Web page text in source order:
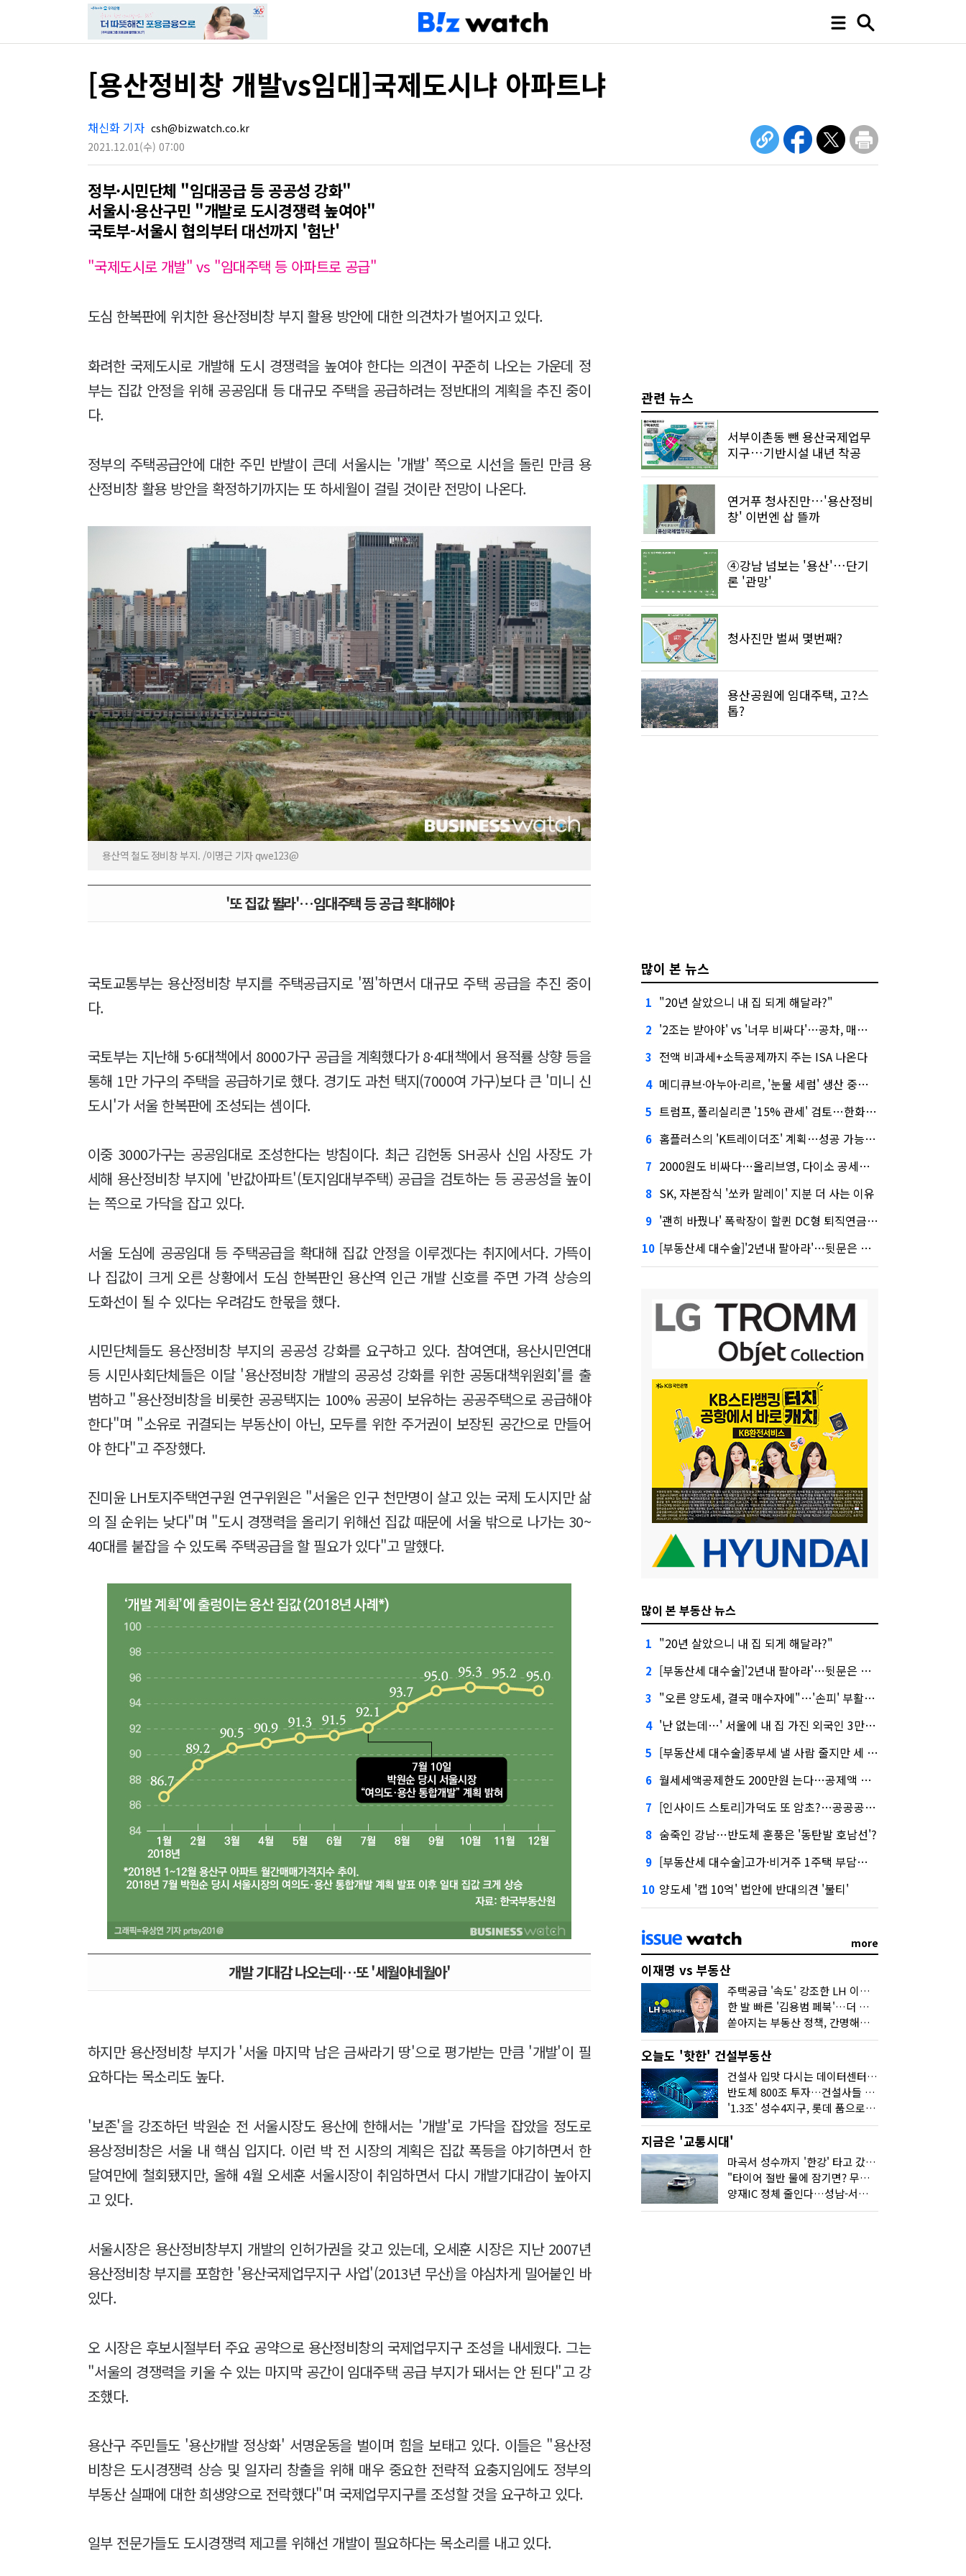
[용산정비창 개발vs임대]국제도시냐 아파트냐
채신화 기자 csh@bizwatch.co.kr
2021.12.01(수) 07:00
정부·시민단체 "임대공급 등 공공성 강화"
서울시·용산구민 "개발로 도시경쟁력 높여야"
국토부-서울시 협의부터 대선까지 '험난'
"국제도시로 개발" vs "임대주택 등 아파트로 공급"
도심 한복판에 위치한 용산정비창 부지 활용 방안에 대한 의견차가 벌어지고 있다.
화려한 국제도시로 개발해 도시 경쟁력을 높여야 한다는 의견이 꾸준히 나오는 가운데 정
부는 집값 안정을 위해 공공임대 등 대규모 주택을 공급하려는 정반대의 계획을 추진 중이
다.
정부의 주택공급안에 대한 주민 반발이 큰데 서울시는 '개발' 쪽으로 시선을 돌린 만큼 용
산정비창 활용 방안을 확정하기까지는 또 하세월이 걸릴 것이란 전망이 나온다.
용산역 철도 정비창 부지. /이명근 기자 qwe123@
'또 집값 뛸라'…임대주택 등 공급 확대해야
국토교통부는 용산정비창 부지를 주택공급지로 '찜'하면서 대규모 주택 공급을 추진 중이
다.
국토부는 지난해 5·6대책에서 8000가구 공급을 계획했다가 8·4대책에서 용적률 상향 등을
통해 1만 가구의 주택을 공급하기로 했다. 경기도 과천 택지(7000여 가구)보다 큰 '미니 신
도시'가 서울 한복판에 조성되는 셈이다.
이중 3000가구는 공공임대로 조성한다는 방침이다. 최근 김헌동 SH공사 신임 사장도 가
세해 용산정비창 부지에 '반값아파트'(토지임대부주택) 공급을 검토하는 등 공공성을 높이
는 쪽으로 가닥을 잡고 있다.
서울 도심에 공공임대 등 주택공급을 확대해 집값 안정을 이루겠다는 취지에서다. 가뜩이
나 집값이 크게 오른 상황에서 도심 한복판인 용산역 인근 개발 신호를 주면 가격 상승의
도화선이 될 수 있다는 우려감도 한몫을 했다.
시민단체들도 용산정비창 부지의 공공성 강화를 요구하고 있다. 참여연대, 용산시민연대
등 시민사회단체들은 이달 '용산정비창 개발의 공공성 강화를 위한 공동대책위원회'를 출
범하고 "용산정비창을 비롯한 공공택지는 100% 공공이 보유하는 공공주택으로 공급해야
한다"며 "소유로 귀결되는 부동산이 아닌, 모두를 위한 주거권이 보장된 공간으로 만들어
야 한다"고 주장했다.
진미윤 LH토지주택연구원 연구위원은 "서울은 인구 천만명이 살고 있는 국제 도시지만 삶
의 질 순위는 낮다"며 "도시 경쟁력을 올리기 위해선 집값 때문에 서울 밖으로 나가는 30~
40대를 붙잡을 수 있도록 주택공급을 할 필요가 있다"고 말했다.
개발 기대감 나오는데…또 '세월아네월아'
하지만 용산정비창 부지가 '서울 마지막 남은 금싸라기 땅'으로 평가받는 만큼 '개발'이 필
요하다는 목소리도 높다.
'보존'을 강조하던 박원순 전 서울시장도 용산에 한해서는 '개발'로 가닥을 잡았을 정도로
용상정비창은 서울 내 핵심 입지다. 이런 박 전 시장의 계획은 집값 폭등을 야기하면서 한
달여만에 철회됐지만, 올해 4월 오세훈 서울시장이 취임하면서 다시 개발기대감이 높아지
고 있다.
서울시장은 용산정비창부지 개발의 인허가권을 갖고 있는데, 오세훈 시장은 지난 2007년
용산정비창 부지를 포함한 '용산국제업무지구 사업'(2013년 무산)을 야심차게 밀어붙인 바
있다.
오 시장은 후보시절부터 주요 공약으로 용산정비창의 국제업무지구 조성을 내세웠다. 그는
"서울의 경쟁력을 키울 수 있는 마지막 공간이 임대주택 공급 부지가 돼서는 안 된다"고 강
조했다.
용산구 주민들도 '용산개발 정상화' 서명운동을 벌이며 힘을 보태고 있다. 이들은 "용산정
비창은 도시경쟁력 상승 및 일자리 창출을 위해 매우 중요한 전략적 요충지임에도 정부의
부동산 실패에 대한 희생양으로 전락했다"며 국제업무지구를 조성할 것을 요구하고 있다.
일부 전문가들도 도시경쟁력 제고를 위해선 개발이 필요하다는 목소리를 내고 있다.
관련 뉴스
서부이촌동 뺀 용산국제업무
지구…기반시설 내년 착공
연거푸 청사진만…'용산정비
창' 이번엔 삽 뜰까
④강남 넘보는 '용산'…단기
론 '관망'
청사진만 벌써 몇번째?
용산공원에 임대주택, 고?스
톱?
많이 본 뉴스
1 "20년 살았으니 내 집 되게 해달라?"
2 '2조는 받아야' vs '너무 비싸다'…공차, 매각 성공할까
3 전액 비과세+소득공제까지 주는 ISA 나온다
4 메디큐브·아누아·리르, '눈물 세럼' 생산 중단한다
5 트럼프, 폴리실리콘 '15% 관세' 검토…한화큐셀·OCI 영향은?
6 홈플러스의 'K트레이더조' 계획…성공 가능성은 '글쎄'
7 2000원도 비싸다…올리브영, 다이소 공세에 '가성비'로 맞불
8 SK, 자본잠식 '쏘카 말레이' 지분 더 사는 이유
9 '괜히 바꿨나' 폭락장이 할퀸 DC형 퇴직연금…전문가 조언은
10 [부동산세 대수술]'2년내 팔아라'…뒷문은 열었다
많이 본 부동산 뉴스
1 "20년 살았으니 내 집 되게 해달라?"
2 [부동산세 대수술]'2년내 팔아라'…뒷문은 열었다
3 "오른 양도세, 결국 매수자에"…'손피' 부활할까?
4 '난 없는데…' 서울에 내 집 가진 외국인 3만3000명
5 [부동산세 대수술]종부세 낼 사람 줄지만 세 부담 커진다
6 월세세액공제한도 200만원 는다…공제액 최대 54만원↑
7 [인사이드 스토리]가덕도 또 암초?…공공공사의 '굴레'
8 숨죽인 강남…반도체 훈풍은 '동탄발 호남선'?
9 [부동산세 대수술]고가·비거주 1주택 부담…'대전족'도 불똥
10 양도세 '캡 10억' 법안에 반대의견 '불티'
more
이재명 vs 부동산
주택공급 '속도' 강조한 LH 이성훈 "전력질주해야"
한 발 빠른 '김용범 페북'…더 강한 부동산 규제 나오나
쏟아지는 부동산 정책, 간명해져야
오늘도 '핫한' 건설부동산
건설사 입맛 다시는 데이터센터…암초는 '주민 반대'
반도체 800조 투자…건설사들 "물 들어온다!"
'1.3조' 성수4지구, 롯데 품으로…'성수르엘 S70' 거듭
지금은 '교통시대'
마곡서 성수까지 '한강' 타고 갔습니다
"타이어 절반 물에 잠기면? 무조건 탈출하세요"
양재IC 정체 줄인다…성남-서초 고속도로 2029년 착공